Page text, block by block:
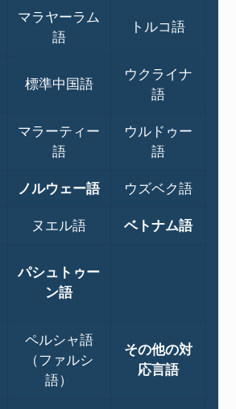
マラヤーラム
語
トルコ語
標準中国語
ウクライナ
語
マラーティー
語
ウルドゥー
語
ノルウェー語 ウズベク語
ヌエル語 ベトナム語
パシュトゥー
ン語
ペルシャ語
（ファルシ
語）
その他の対
応言語